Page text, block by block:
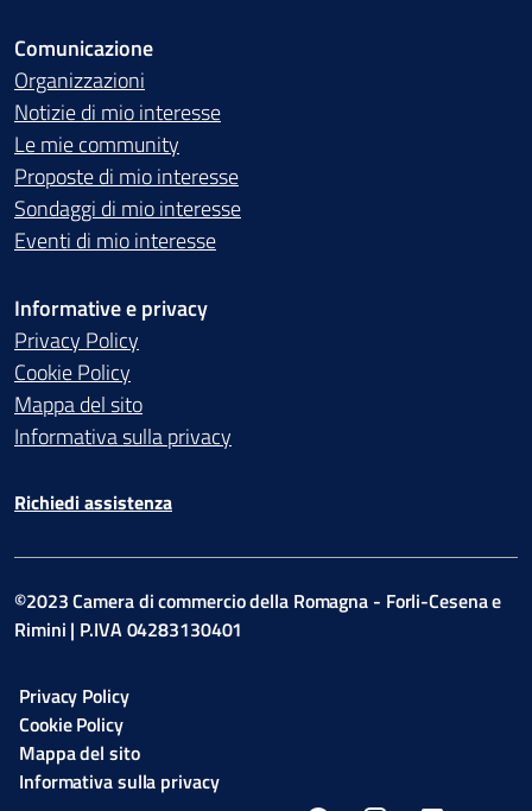
Comunicazione
Organizzazioni
Notizie di mio interesse
Le mie community
Proposte di mio interesse
Sondaggi di mio interesse
Eventi di mio interesse
Informative e privacy
Privacy Policy
Cookie Policy
Mappa del sito
Informativa sulla privacy
Richiedi assistenza
©2023 Camera di commercio della Romagna - Forli-Cesena e
Rimini | P.IVA 04283130401
Privacy Policy
Cookie Policy
Mappa del sito
Informativa sulla privacy